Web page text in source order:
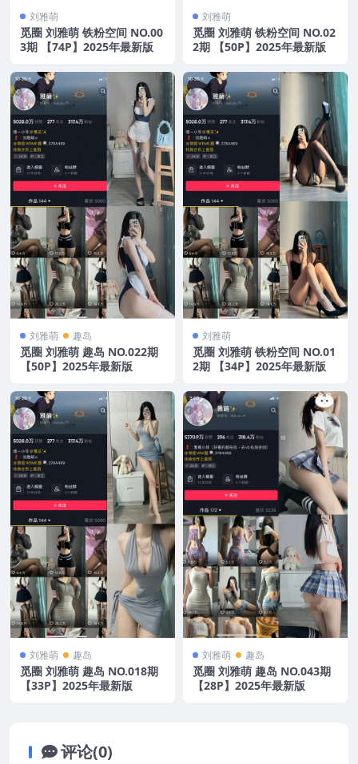
刘雅萌
觅圈 刘雅萌 铁粉空间 NO.00
3期 【74P】2025年最新版
刘雅萌
觅圈 刘雅萌 铁粉空间 NO.02
2期 【50P】2025年最新版
刘雅萌 趣岛
觅圈 刘雅萌 趣岛 NO.022期
【50P】2025年最新版
刘雅萌
觅圈 刘雅萌 铁粉空间 NO.01
2期 【34P】2025年最新版
刘雅萌 趣岛
觅圈 刘雅萌 趣岛 NO.018期
【33P】2025年最新版
刘雅萌 趣岛
觅圈 刘雅萌 趣岛 NO.043期
【28P】2025年最新版
评论(0)